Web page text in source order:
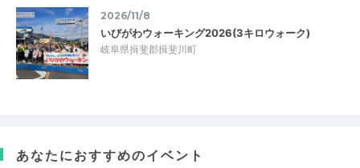
2026/11/8
いびがわウォーキング2026(3キロウォーク)
岐阜県揖斐郡揖斐川町
あなたにおすすめのイベント